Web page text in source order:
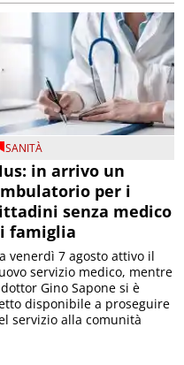
SANITÀ
in arrivo un
per i
senza medico
famiglia
venerdì 7 agosto attivo il
servizio medico, mentre
Gino Sapone si è
disponibile a proseguire
servizio alla comunità